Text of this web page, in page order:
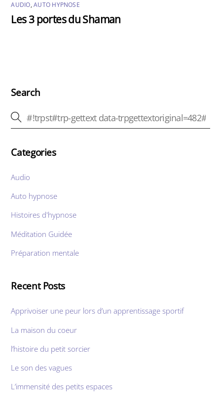
AUDIO,AUTO HYPNOSE
Les 3 portes du Shaman
Search
Categories
Audio
Auto hypnose
Histoires d'hypnose
Méditation Guidée
Préparation mentale
Recent Posts
Apprivoiser une peur lors d’un apprentissage sportif
La maison du coeur
l’histoire du petit sorcier
Le son des vagues
L’immensité des petits espaces